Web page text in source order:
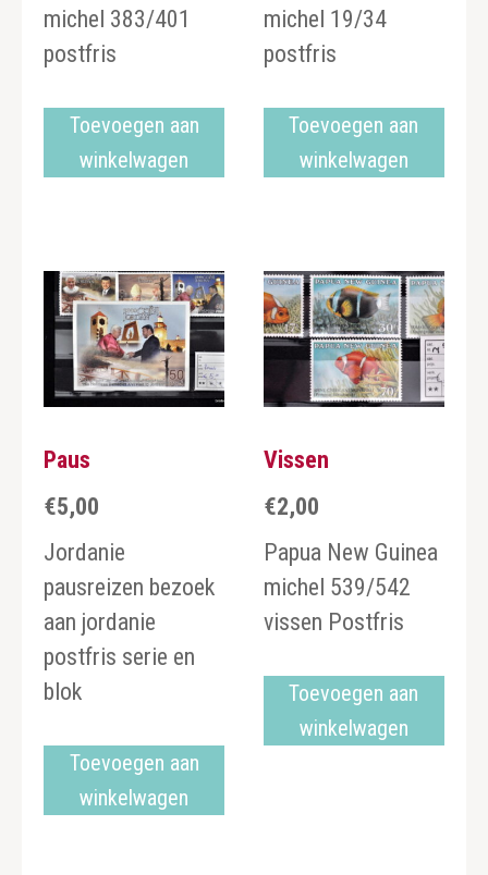
michel 383/401
postfris
Toevoegen aan
winkelwagen
michel 19/34
postfris
Toevoegen aan
winkelwagen
Paus
€5,00
Jordanie
pausreizen bezoek
aan jordanie
postfris serie en
blok
Toevoegen aan
winkelwagen
Vissen
€2,00
Papua New Guinea
michel 539/542
vissen Postfris
Toevoegen aan
winkelwagen